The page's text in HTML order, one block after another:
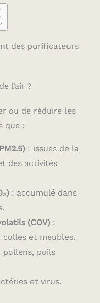
des purificateurs
l’air ?
ou de réduire les
que :
: issues de la
des activités
: accumulé dans
(COV) :
colles et meubles.
pollens, poils
et virus.